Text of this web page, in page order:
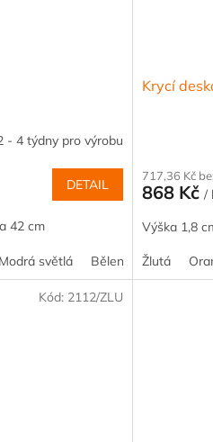
Buk Dub Javor Olše
- 4 týdny pro výrobu
DETAIL
42 cm
Modrá světlá Bělený smrk
Krycí
717,36 Kč
868 Kč /
Výška 1,8
Žlutá
Kód: 2112/ZLU